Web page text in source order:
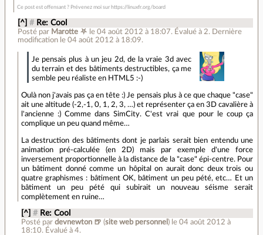
Ce post est offensant ? Prévenez moi sur https://linuxfr.org/board
[^] # Re: Cool
Posté par Marotte ⛧ le 04 août 2012 à 18:07. Évalué à 2. Dernière
modification le 04 août 2012 à 18:09.
Je pensais plus à un jeu 2d, de la vraie 3d avec
du terrain et des bâtiments destructibles, ça me
semble peu réaliste en HTML5 :-)
Oulà non j'avais pas ça en tête :) Je pensais plus à ce que chaque "case"
ait une altitude (-2,-1, 0, 1, 2, 3, …) et représenter ça en 3D cavalière à
l'ancienne :) Comme dans SimCity. C'est vrai que pour le coup ça
complique un peu quand même…
La destruction des bâtiments dont je parlais serait bien entendu une
animation pré-calculée (en 2D) mais par exemple d'une force
inversement proportionnelle à la distance de la "case" épi-centre. Pour
un bâtiment donné comme un hôpital on aurait donc deux trois ou
quatre graphismes : bâtiment OK, bâtiment un peu pété, etc… Et un
bâtiment un peu pété qui subirait un nouveau séisme serait
complètement en ruine…
[^] # Re: Cool
Posté pardevnewton 🍺 (site web personnel ) le 04 août 2012 à
18:10. Évalué à4.